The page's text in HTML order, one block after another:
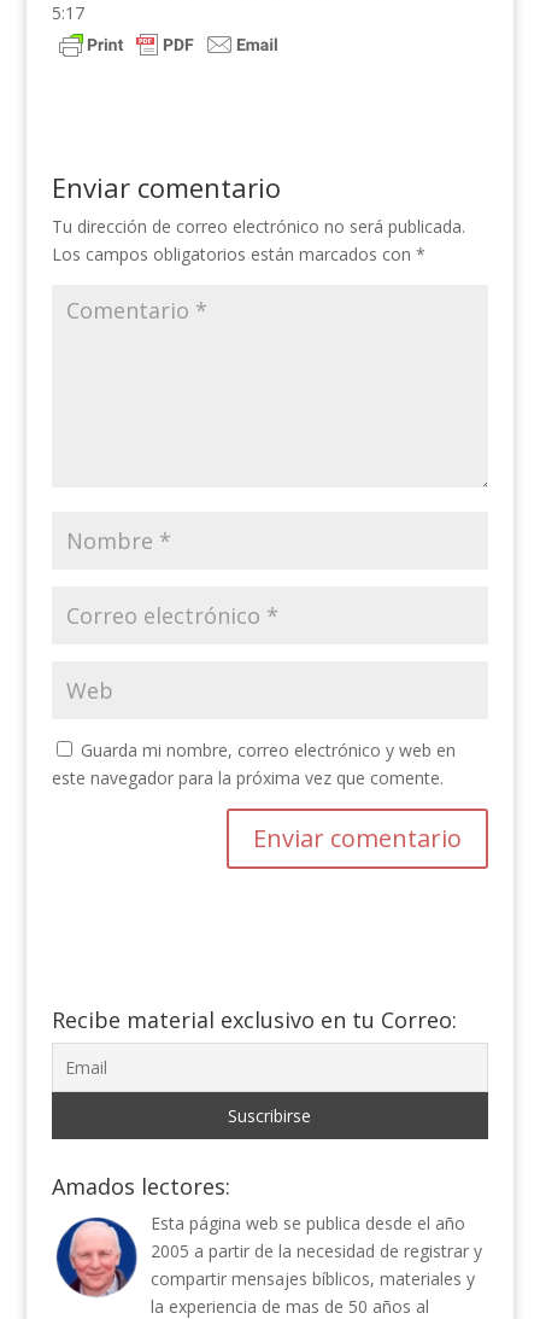
5:17
Enviar comentario
Tu dirección de correo electrónico no será publicada.
Los campos obligatorios están marcados con *
Guarda mi nombre, correo electrónico y web en
este navegador para la próxima vez que comente.
Recibe material exclusivo en tu Correo:
Amados lectores:
Esta página web se publica desde el año
2005 a partir de la necesidad de registrar y
compartir mensajes bíblicos, materiales y
la experiencia de mas de 50 años al